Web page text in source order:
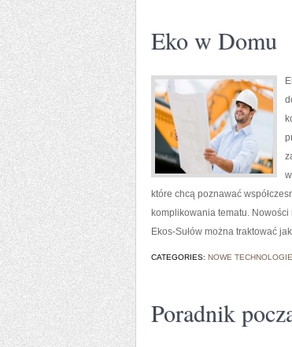
Eko w Domu
które chcą poznawać
komplikowania tematu.
Ekos-Sułów można traktować
CATEGORIES: NOWE TECHNOLOGIE
Poradnik